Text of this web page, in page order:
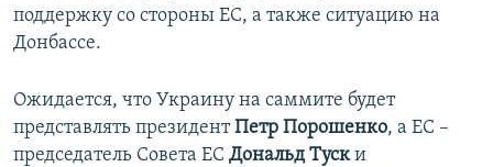
ТЕЛЕПРОЕКТ КРЫМ.РЕАЛИИ
СОВЕТЫ ПРАВОЗАЩИТНИКОВ
ПРОПАВШИЕ БЕЗ ВЕСТИ
ПОБЕДИТЕЛЕЙ НЕ СУДЯТ?
Українською
ПРИСОЕДИНЯЙТЕСЬ!
поддержку со стороны ЕС, а также ситуацию на
Донбассе.
Ожидается, что Украину на саммите будет
представлять президентПетр Порошенко, а ЕС –
председатель Совета ЕС Дональд Туски